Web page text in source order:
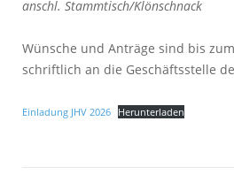
anschl. Stammtisch/Klönschnack
Wünsche und Anträge sind bis
schriftlich an die Geschäftsstelle
Einladung JHV 2026 Herunterladen